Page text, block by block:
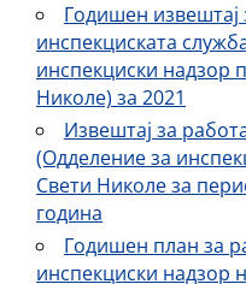
Годишен извештај
инспекциската
инспекциски надзор
Николе) за 2021
Извештај за
(Одделение за
Свети Николе за
година
Годишен план за
инспекциски надзор